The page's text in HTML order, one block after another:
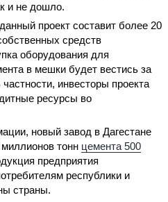
и не дошло.
проект составит более 20
средств
оборудования для
в мешки будет вестись за
инвесторы проекта
ресурсы во
новый завод в Дагестане
тонн цемента 500
предприятия
республики и
страны.